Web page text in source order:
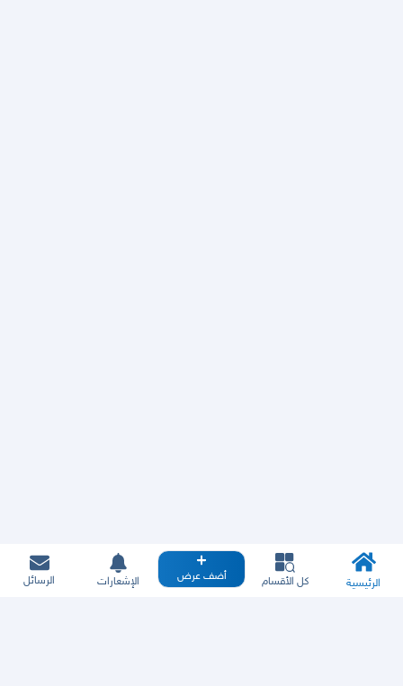
الرئيسية كل الأقسام أضف عرض الإشعارات الرسائل